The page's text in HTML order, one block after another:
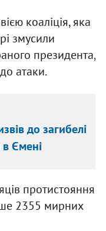
коаліція, яка
змусили
президента,
атаки.
до загибелі
в Ємені
протистояння
2355 мирних